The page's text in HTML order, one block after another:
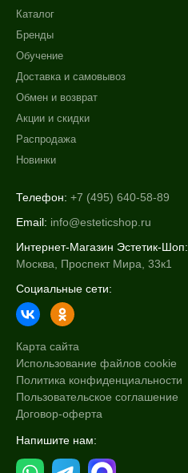
Каталог
Бренды
Обучение
Доставка и самовывоз
Обмен и возврат
Акции и скидки
Распродажа
Новинки
Телефон: +7 (495) 640-58-89
Email: info@esteticshop.ru
Интернет-Магазин Эстетик-Шоп:
Москва, Проспект Мира, 33к1
Социальные сети:
Карта сайта
Использование файлов cookie
Политика конфиденциальности
Пользовательское соглашение
Договор-оферта
Напишите нам: